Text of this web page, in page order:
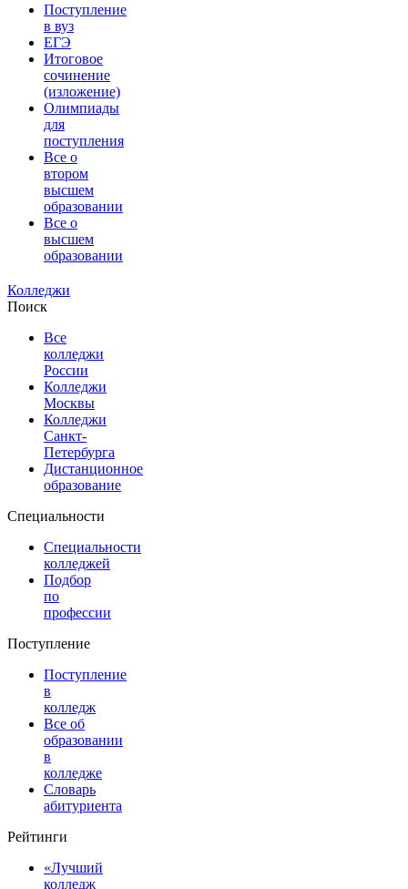
Поступление
в вуз
ЕГЭ
Итоговое
сочинение
(изложение)
Олимпиады
для
поступления
Все о
втором
высшем
образовании
Все о
высшем
образовании
Колледжи
Поиск
Все
колледжи
России
Колледжи
Москвы
Колледжи
Санкт-
Петербурга
Дистанционное
образование
Специальности
Специальности
колледжей
Подбор
по
профессии
Поступление
Поступление
в
колледж
Все об
образовании
в
колледже
Словарь
абитуриента
Рейтинги
«Лучший
колледж